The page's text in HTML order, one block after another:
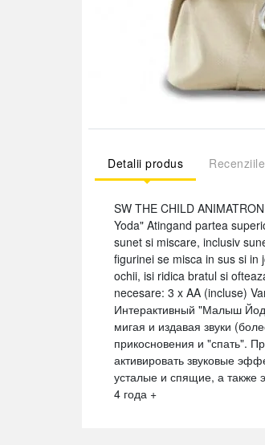
Detalii produs
SW THE CHILD
Yoda" Atingand partea
sunet si miscare, inclusiv
figurinei se misca in sus si in
ochii, isi ridica bratul si
necesare: 3 x AA (incluse)
Интерактивный "Малыш
мигая и издавая звуки
прикосновения и "спать".
активировать звуковые
усталые и спящие, а
4 года +